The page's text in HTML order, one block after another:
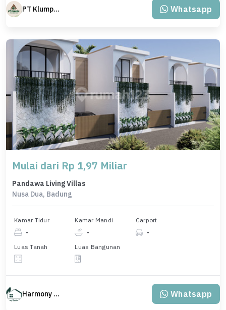
PT Klumpu Kita Sejahtera Whatsapp
Mulai dari Rp 1,97 Miliar
Pandawa Living Villas
Nusa Dua, Badung
Kamar Tidur
-
Kamar Mandi
-
Carport
-
Luas Tanah Luas Bangunan
Harmony Property Whatsapp